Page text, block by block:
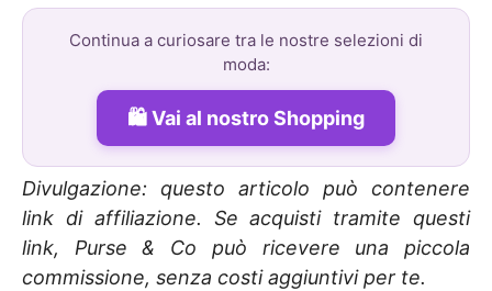
Continua a curiosare tra le nostre selezioni di
moda:
Vai al nostro Shopping
Divulgazione: questo articolo può contenere
link di affiliazione. Se acquisti tramite questi
link, Purse & Co può ricevere una piccola
commissione, senza costi aggiuntivi per te.